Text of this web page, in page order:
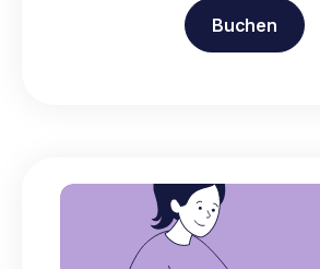
Buchen